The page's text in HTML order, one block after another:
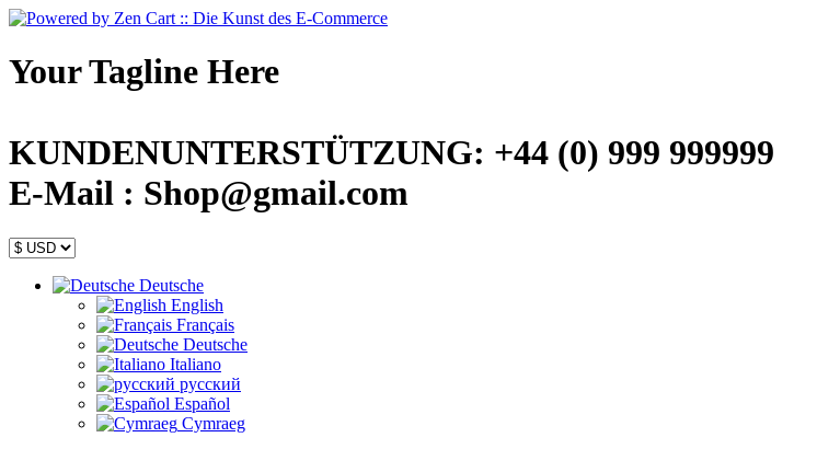
Your Tagline Here
KUNDENUNTERSTÜTZUNG: +44 (0) 999 999999
E-Mail : Shop@gmail.com
Deutsche
English
Français
Deutsche
Italiano
русский
Español
Cymraeg